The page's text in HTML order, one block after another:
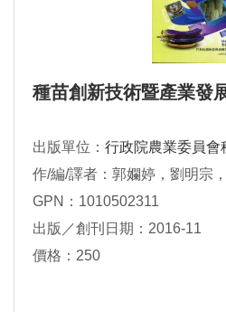
種苗創新技術暨產業發
出版單位： 行政院農業委員會
作/編/譯者：郭孄婷，劉明宗
GPN：1010502311
出版／創刊日期：2016-11
價格：250